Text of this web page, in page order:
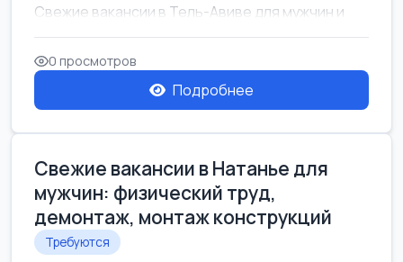
Свежие вакансии в Тель-Авиве для мужчин и
женщин от хозя...
0 просмотров
Подробнее
Свежие вакансии в Натанье для
мужчин: физический труд,
демонтаж, монтаж конструкций
Требуются